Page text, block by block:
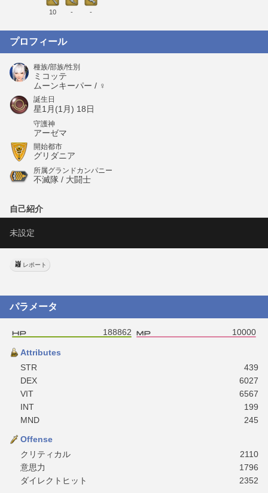
10 - -
プロフィール
種族/部族/性別
ミコッテ
ムーンキーパー / ♀
誕生日
星1月(1月) 18日
守護神
アーゼマ
開始都市
グリダニア
所属グランドカンパニー
不滅隊 / 大闘士
自己紹介
未設定
レポート
パラメータ
188862 10000
Attributes
STR
439
DEX
6027
VIT
6567
INT
199
MND
245
Offense
クリティカル
2110
意思力
1796
ダイレクトヒット
2352